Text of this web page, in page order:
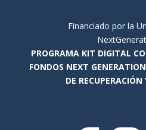
Financiado por la
PROGRAMA KIT DIGITAL
FONDOS NEXT
DE RECUPERACIÓN